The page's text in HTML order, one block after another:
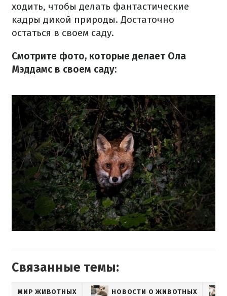
ходить, чтобы делать фантастические
кадры дикой природы. Достаточно
остаться в своем саду.
Смотрите фото, которые делает Ола
Мэддамс в своем саду:
Связанные темы:
МИР ЖИВОТНЫХ НОВОСТИ О ЖИВОТНЫХ